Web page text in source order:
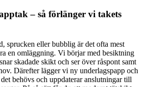
– så förlänger vi takets
sprucken eller bubblig är det ofta mest
en omläggning. Vi börjar med besiktning
skadade skikt och ser över råspont samt
Därefter lägger vi ny underlagspapp och
behövs och uppdaterar anslutningar till